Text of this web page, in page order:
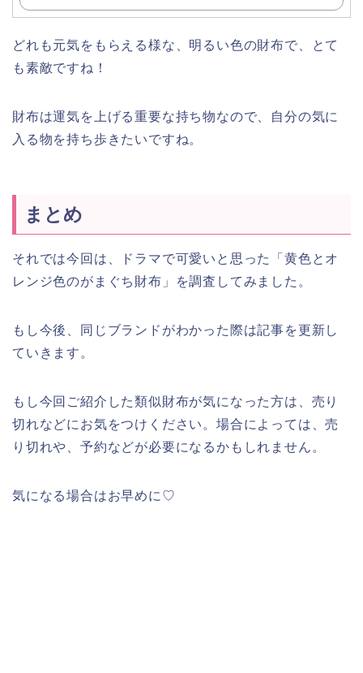
どれも元気をもらえる様な、明るい色の財布で、とて
も素敵ですね！
財布は運気を上げる重要な持ち物なので、自分の気に
入る物を持ち歩きたいですね。
まとめ
それでは今回は、ドラマで可愛いと思った「黄色とオ
レンジ色のがまぐち財布」を調査してみました。
もし今後、同じブランドがわかった際は記事を更新し
ていきます。
もし今回ご紹介した類似財布が気になった方は、売り
切れなどにお気をつけください。場合によっては、売
り切れや、予約などが必要になるかもしれません。
気になる場合はお早めに♡